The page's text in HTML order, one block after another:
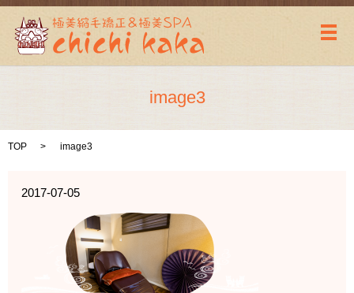
メ
image3
TOP image3
2017-07-05